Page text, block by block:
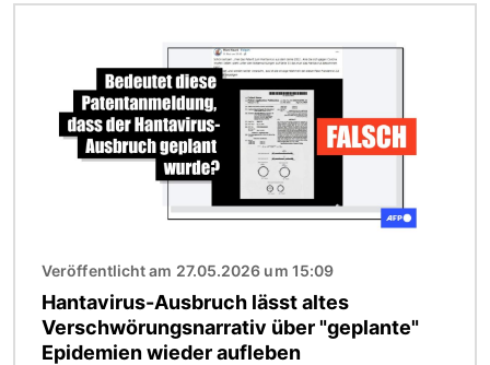
Veröffentlicht am 27.05.2026 um 15:09
Hantavirus-Ausbruch lässt altes
Verschwörungsnarrativ über "geplante"
Epidemien wieder aufleben